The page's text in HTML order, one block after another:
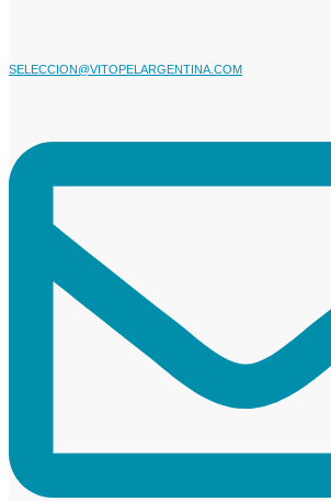
SELECCION@VITOPELARGENTINA.COM